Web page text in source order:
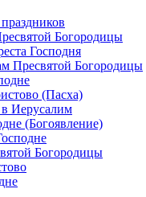
Богородицы
Господня
Пресвятой Богородицы
(Пасха)
Иерусалим
(Богоявление)
Богородицы